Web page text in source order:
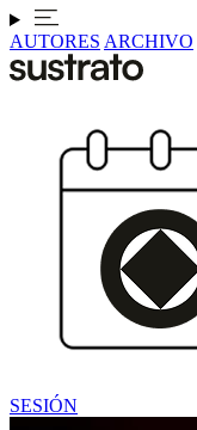
AUTORES ARCHIVO
SESIÓN